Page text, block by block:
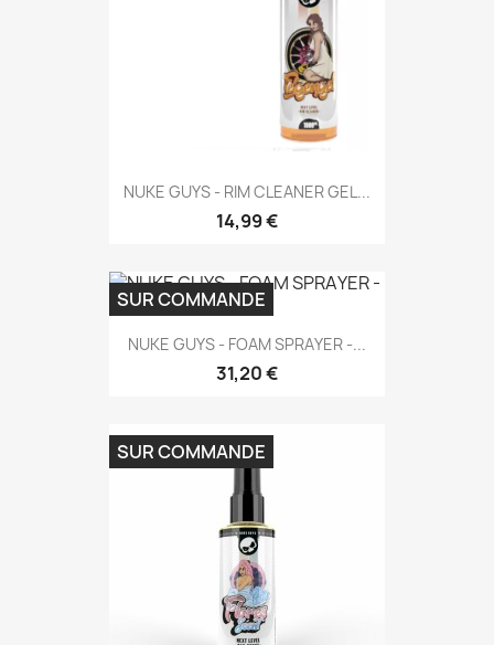
NUKE GUYS - RIM CLEANER GEL...
14,99 €
NUKE GUYS - FOAM SPRAYER -...
31,20 €
SUR COMMANDE
SUR COMMANDE